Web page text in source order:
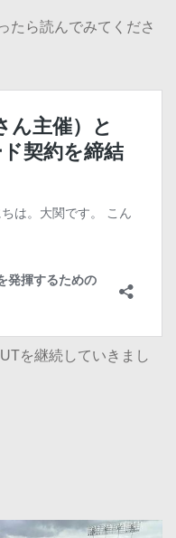
たら読んでみてくださ
を継続していきまし